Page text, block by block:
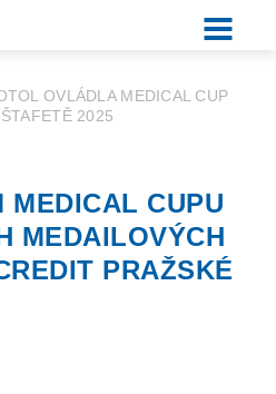
OVLÁDLA MEDICAL CUP
2025
MEDICAL CUPU
MEDAILOVÝCH
PRAŽSKÉ